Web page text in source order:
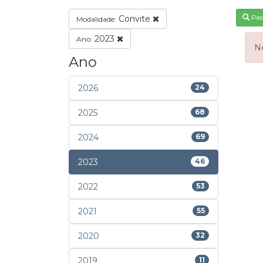
Modalidade: Convite
Ano: 2023
Ano
2026 24
2025 68
2024 69
2023 46
2022 53
2021 55
2020 32
2019 11